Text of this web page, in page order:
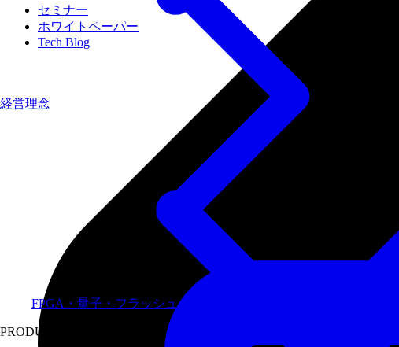
セミナー
ホワイトペーパー
Tech Blog
経営理念
FPGA・量子・フラッシュメモリなど専門領域に特化したサービス
PRODUCTS